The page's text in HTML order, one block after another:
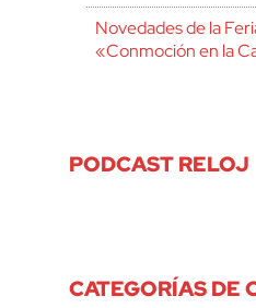
Novedades de la
«Conmoción en la
PODCAST RELOJ
CATEGORÍAS DE